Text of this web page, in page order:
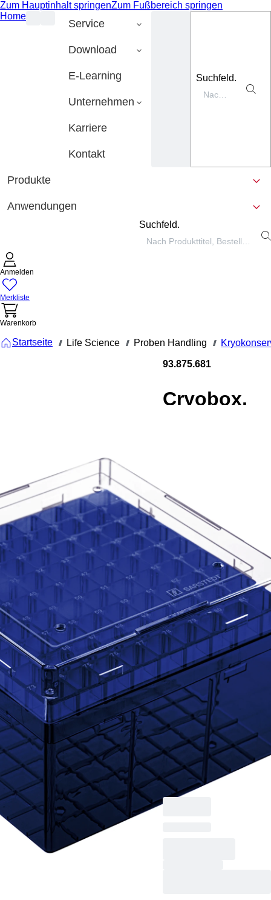
Zum Hauptinhalt springenZum Fußbereich springen
Home
Service
Download
E-Learning
Unternehmen
Karriere
Kontakt
Suchfeld.
Produkte
Anwendungen
Suchfeld.
Anmelden
Merkliste
Warenkorb
Startseite /// Life Science /// Proben Handling ///
93.875.681
Cryobox,
9 x 9, für 81
Gefäße
Cryobox, mit
numerischer
Codierung pro
Lagerplatz, zur
Material: PC, blau,
Stülpdeckel mit
Belüftungsfunktion,
Verschluss:
transparent, (LxBxH):
132 x 132 x 95 mm,
Rastermaß: 9 x 9, für
81 Gefäße, für
CryoPure Röhren 3,5
- 5,0 ml Innen- und
Außengewinde, 5
Stück/Beutel